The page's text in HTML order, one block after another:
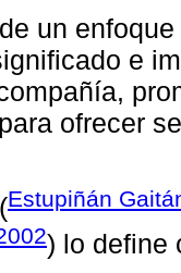
un
e
ofrecer
Estupiñán
) lo define